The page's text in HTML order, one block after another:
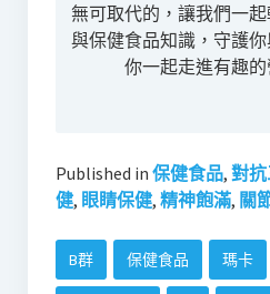
無可取代的，讓我們一
與保健食品知識，守護
你一起走進有趣
Published in 保健食品, 對
健, 眼睛保健, 精神飽滿, 關
B群 保健食品 瑪卡